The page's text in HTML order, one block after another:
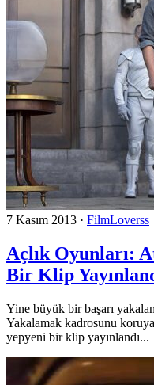
7 Kasım 2013 · FilmLoverss
Açlık Oyunları:
Bir Klip
Yine büyük bir başarı
Yakalamak kadrosunu
yepyeni bir klip yayınlandı...